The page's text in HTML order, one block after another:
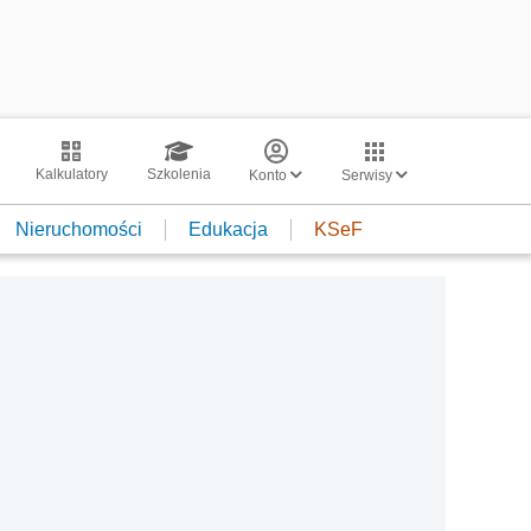
Kalkulatory Szkolenia Konto Serwisy
Nieruchomości Edukacja KSeF